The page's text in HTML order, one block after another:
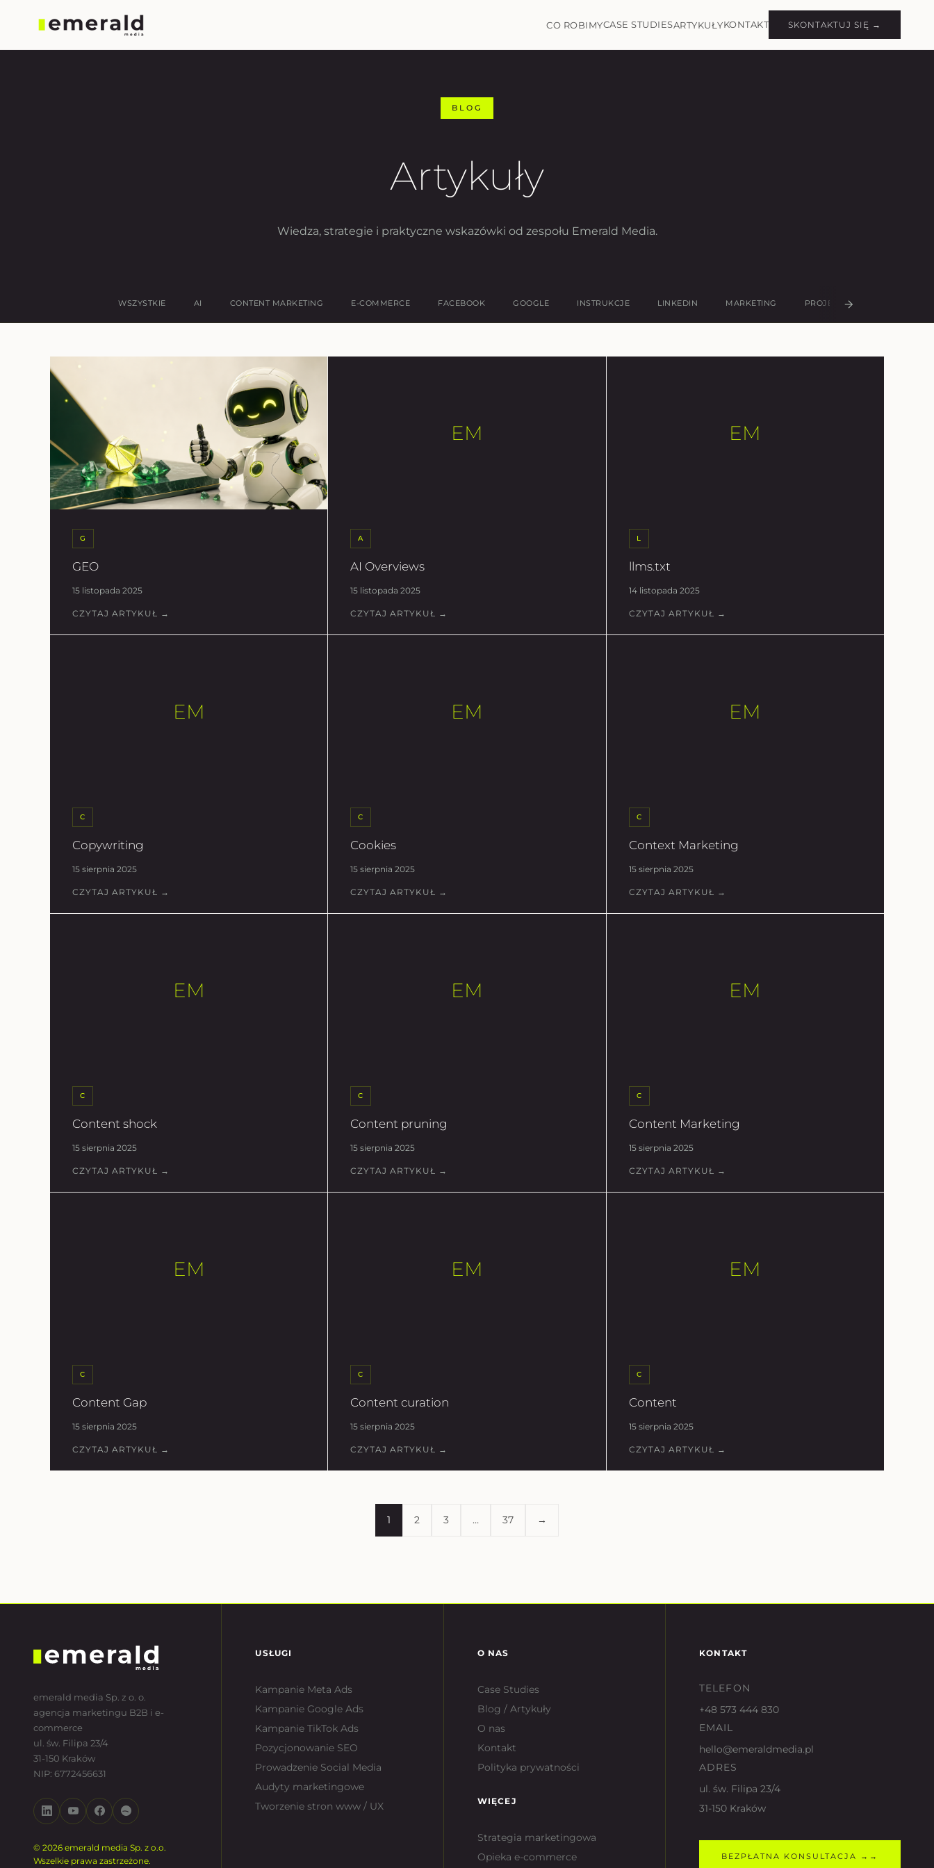
CO ROBIMYCASE STUDIESARTYKUŁYKONTAKT SKONTAKTUJ SIĘ →
BLOG
Artykuły
Wiedza, strategie i praktyczne wskazówki od zespołu Emerald Media.
WSZYSTKIE AI CONTENT MARKETING E-COMMERCE FACEBOOK GOOGLE INSTRUKCJE LINKEDIN MARKETING PROJEKTOWANIE UX/UI
G
GEO
15 listopada 2025
CZYTAJ ARTYKUŁ →
EM
A
AI Overviews
15 listopada 2025
CZYTAJ ARTYKUŁ →
EM
L
llms.txt
14 listopada 2025
CZYTAJ ARTYKUŁ →
EM
C
Copywriting
15 sierpnia 2025
CZYTAJ ARTYKUŁ →
EM
C
Cookies
15 sierpnia 2025
CZYTAJ ARTYKUŁ →
EM
C
Context Marketing
15 sierpnia 2025
CZYTAJ ARTYKUŁ →
EM
C
Content shock
15 sierpnia 2025
CZYTAJ ARTYKUŁ →
EM
C
Content pruning
15 sierpnia 2025
CZYTAJ ARTYKUŁ →
EM
C
Content Marketing
15 sierpnia 2025
CZYTAJ ARTYKUŁ →
EM
C
Content Gap
15 sierpnia 2025
CZYTAJ ARTYKUŁ →
EM
C
Content curation
15 sierpnia 2025
CZYTAJ ARTYKUŁ →
EM
C
Content
15 sierpnia 2025
CZYTAJ ARTYKUŁ →
1 2 3 … 37 →
emerald media Sp. z o. o.
agencja marketingu B2B i e-
commerce
ul. św. Filipa 23/4
31-150 Kraków
NIP: 6772456631
© 2026 emerald media Sp. z o.o.
Wszelkie prawa zastrzeżone.
USŁUGI
Kampanie Meta Ads
Kampanie Google Ads
Kampanie TikTok Ads
Pozycjonowanie SEO
Prowadzenie Social Media
Audyty marketingowe
Tworzenie stron www / UX
O NAS
Case Studies
Blog / Artykuły
O nas
Kontakt
Polityka prywatności
WIĘCEJ
Strategia marketingowa
Opieka e-commerce
KONTAKT
TELEFON
+48 573 444 830
EMAIL
hello@emeraldmedia.pl
ADRES
ul. św. Filipa 23/4
31-150 Kraków
BEZPŁATNA KONSULTACJA →